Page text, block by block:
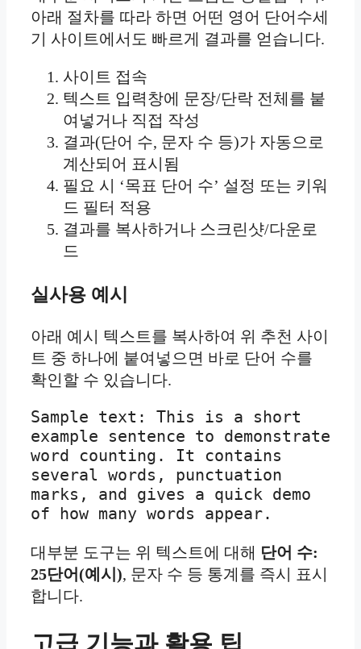
아래 절차를 따라 하면 어떤 영어 단어수세
기 사이트에서도 빠르게 결과를 얻습니다.
사이트 접속
텍스트 입력창에 문장/단락 전체를 붙
여넣거나 직접 작성
결과(단어 수, 문자 수 등)가 자동으로
계산되어 표시됨
필요 시 ‘목표 단어 수’ 설정 또는 키워
드 필터 적용
결과를 복사하거나 스크린샷/다운로
드
실사용 예시
아래 예시 텍스트를 복사하여 위 추천 사이
트 중 하나에 붙여넣으면 바로 단어 수를
확인할 수 있습니다.
Sample text: This is a short
example sentence to demonstrate
word counting. It contains
several words, punctuation
marks, and gives a quick demo
대부분 도구는 위 텍스트에 대해 단어 수:
25단어(예시), 문자 수 등 통계를 즉시 표시
합니다.
고급 기능과 활용 팁